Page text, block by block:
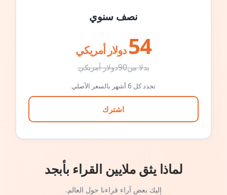
نصف سنوي
54 دولار أمريكي
بدلا من90دولار أمريكي
تجدد كل 6 أشهر بالسعر الأصلي
اشترك
لماذا يثق ملايين القراء بأبجد
إليك بعض آراء قراءنا حول العالم.